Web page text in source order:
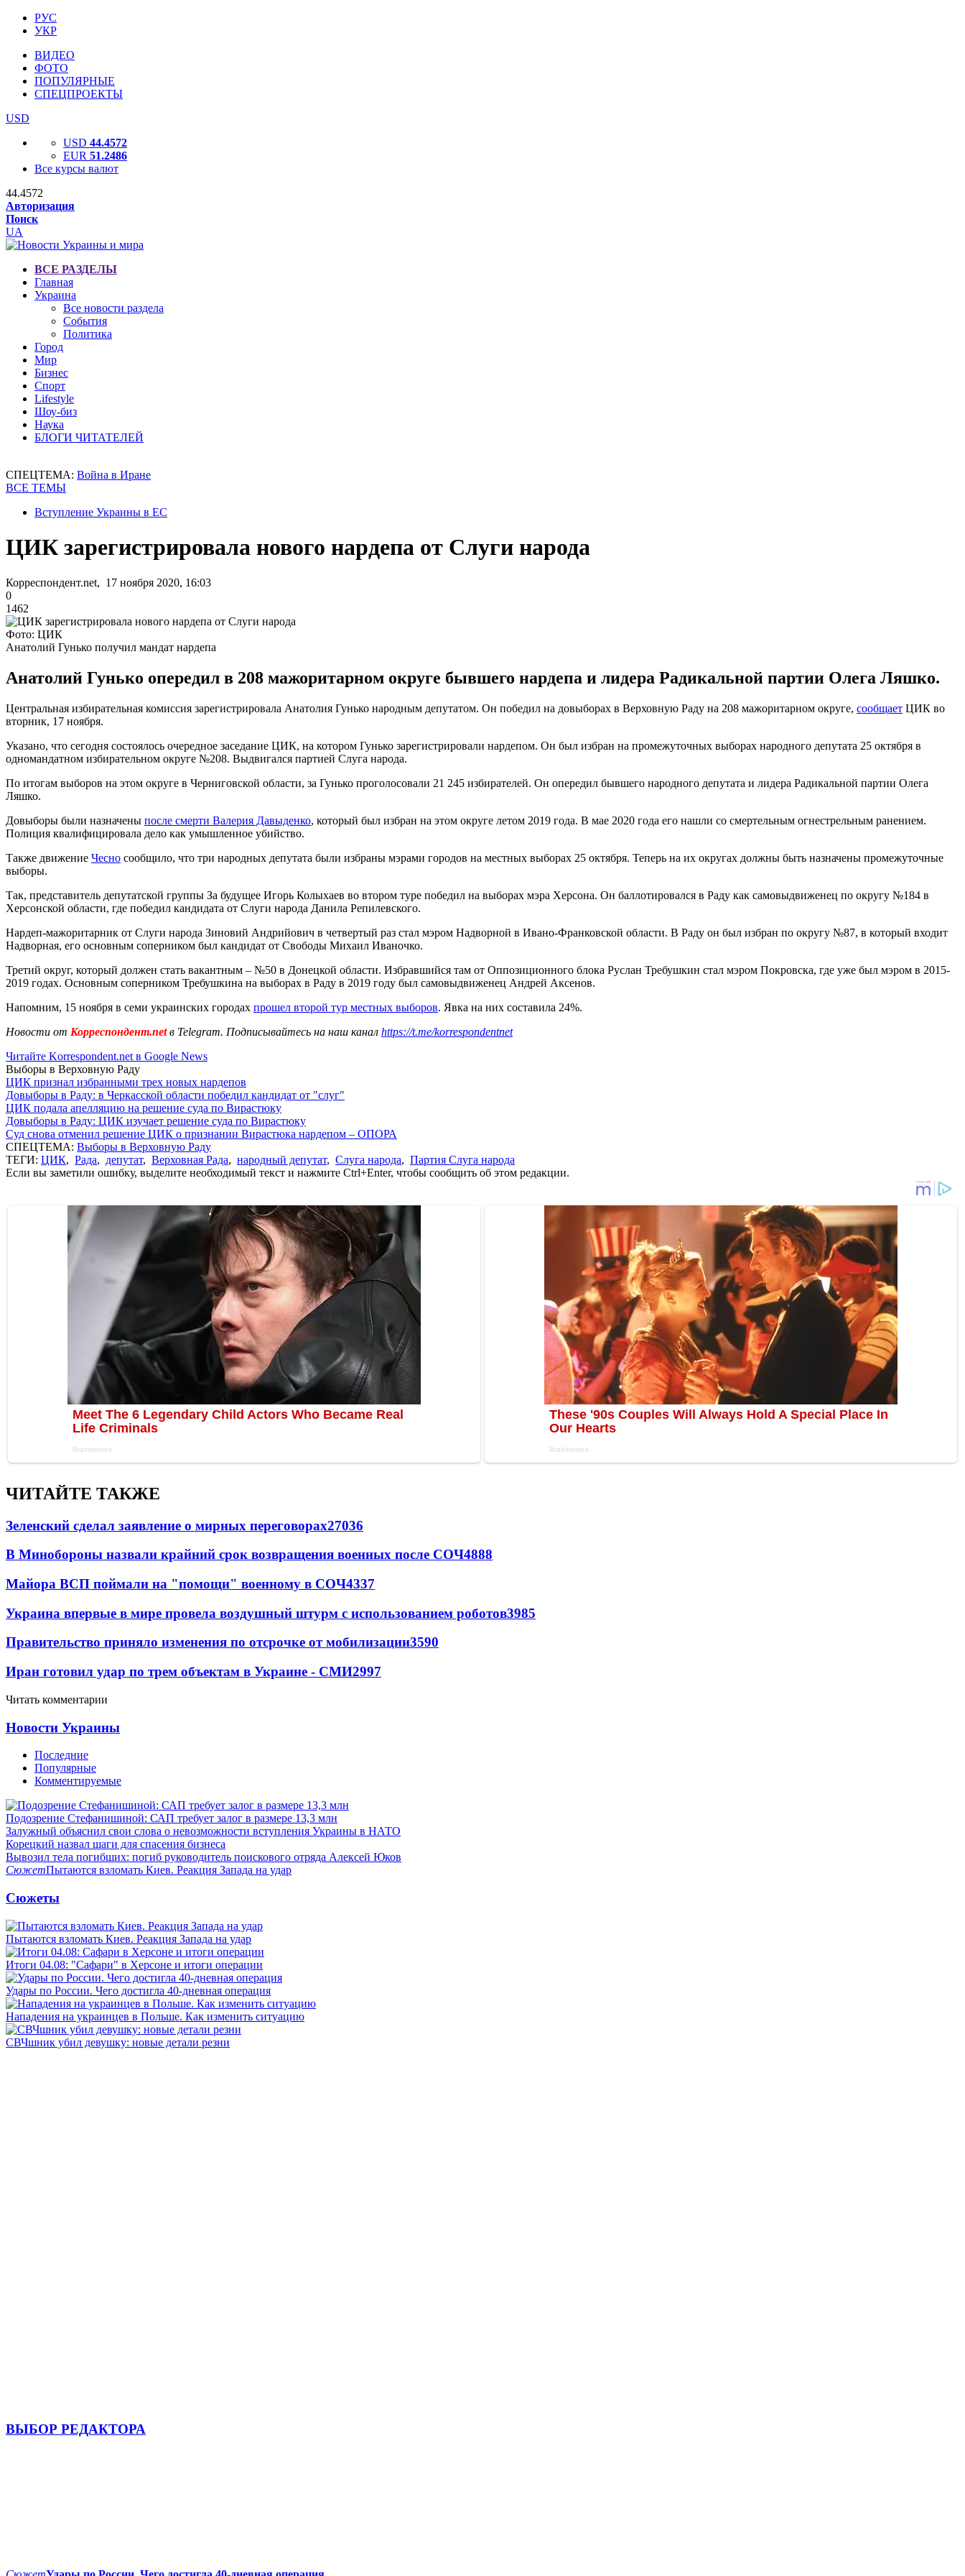
РУС
УКР
ВИДЕО
ФОТО
ПОПУЛЯРНЫЕ
СПЕЦПРОЕКТЫ
USD
USD 44.4572
EUR 51.2486
Все курсы валют
44.4572
Авторизация
Поиск
UA
ВСЕ РАЗДЕЛЫ
Главная
Украина
Все новости раздела
События
Политика
Город
Мир
Бизнес
Спорт
Lifestyle
Шоу-биз
Наука
БЛОГИ ЧИТАТЕЛЕЙ
СПЕЦТЕМА: Война в Иране
ВСЕ ТЕМЫ
Вступление Украины в ЕС
ЦИК зарегистрировала нового нардепа от Слуги народа
Корреспондент.net, 17 ноября 2020, 16:03
0
1462
Фото: ЦИК
Анатолий Гунько получил мандат нардепа
Анатолий Гунько опередил в 208 мажоритарном округе бывшего нардепа и лидера Радикальной партии Олега Ляшко.
Центральная избирательная комиссия зарегистрировала Анатолия Гунько народным депутатом. Он победил на довыборах в Верховную Раду на 208 мажоритарном округе, сообщает ЦИК во
вторник, 17 ноября.
Указано, что сегодня состоялось очередное заседание ЦИК, на котором Гунько зарегистрировали нардепом. Он был избран на промежуточных выборах народного депутата 25 октября в
одномандатном избирательном округе №208. Выдвигался партией Слуга народа.
По итогам выборов на этом округе в Черниговской области, за Гунько проголосовали 21 245 избирателей. Он опередил бывшего народного депутата и лидера Радикальной партии Олега
Ляшко.
Довыборы были назначены после смерти Валерия Давыденко, который был избран на этом округе летом 2019 года. В мае 2020 года его нашли со смертельным огнестрельным ранением.
Полиция квалифицировала дело как умышленное убийство.
Также движение Чесно сообщило, что три народных депутата были избраны мэрами городов на местных выборах 25 октября. Теперь на их округах должны быть назначены промежуточные
выборы.
Так, представитель депутатской группы За будущее Игорь Колыхаев во втором туре победил на выборах мэра Херсона. Он баллотировался в Раду как самовыдвиженец по округу №184 в
Херсонской области, где победил кандидата от Слуги народа Данила Репилевского.
Нардеп-мажоритарник от Слуги народа Зиновий Андрийович в четвертый раз стал мэром Надворной в Ивано-Франковской области. В Раду он был избран по округу №87, в который входит
Надворная, его основным соперником был кандидат от Свободы Михаил Иваночко.
Третий округ, который должен стать вакантным – №50 в Донецкой области. Избравшийся там от Оппозиционного блока Руслан Требушкин стал мэром Покровска, где уже был мэром в 2015-
2019 годах. Основным соперником Требушкина на выборах в Раду в 2019 году был самовыдвиженец Андрей Аксенов.
Напомним, 15 ноября в семи украинских городах прошел второй тур местных выборов. Явка на них составила 24%.
Новости от Корреспондент.netв Telegram. Подписывайтесь на наш канал https://t.me/korrespondentnet
Читайте Korrespondent.net в Google News
Выборы в Верховную Раду
ЦИК признал избранными трех новых нардепов
Довыборы в Раду: в Черкасской области победил кандидат от "слуг"
ЦИК подала апелляцию на решение суда по Вирастюку
Довыборы в Раду: ЦИК изучает решение суда по Вирастюку
Суд снова отменил решение ЦИК о признании Вирастюка нардепом – ОПОРА
СПЕЦТЕМА: Выборы в Верховную Раду
ТЕГИ: ЦИК, Рада, депутат, Верховная Рада, народный депутат, Слуга народа, Партия Слуга народа
Если вы заметили ошибку, выделите необходимый текст и нажмите Ctrl+Enter, чтобы сообщить об этом редакции.
ЧИТАЙТЕ ТАКЖЕ
Зеленский сделал заявление о мирных переговорах27036
В Минобороны назвали крайний срок возвращения военных после СОЧ4888
Майора ВСП поймали на "помощи" военному в СОЧ4337
Украина впервые в мире провела воздушный штурм с использованием роботов3985
Правительство приняло изменения по отсрочке от мобилизации3590
Иран готовил удар по трем объектам в Украине - СМИ2997
Читать комментарии
Новости Украины
Последние
Популярные
Комментируемые
Подозрение Стефанишиной: САП требует залог в размере 13,3 млн
Залужный объяснил свои слова о невозможности вступления Украины в НАТО
Корецкий назвал шаги для спасения бизнеса
Вывозил тела погибших: погиб руководитель поискового отряда Алексей Юков
СюжетПытаются взломать Киев. Реакция Запада на удар
Сюжеты
Пытаются взломать Киев. Реакция Запада на удар
Итоги 04.08: "Сафари" в Херсоне и итоги операции
Удары по России. Чего достигла 40-дневная операция
Нападения на украинцев в Польше. Как изменить ситуацию
СВЧшник убил девушку: новые детали резни
ВЫБОР РЕДАКТОРА